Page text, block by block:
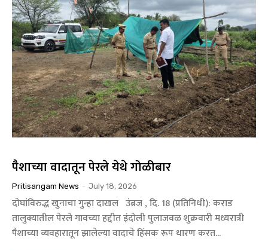
पैशाच्या वादातून पेरले येथे गोळीबार
Pritisangam News - July 18, 2026
दोघांविरुद्ध खुनाचा गुन्हा दाखल उंब्रज , दि. 18 (प्रतिनिधी): कराड
तालुक्यातील पेरले गावच्या हद्दीत इंदोली पुलाजवळ शुक्रवारी मध्यरात्री
पैशाच्या व्यवहारातून झालेल्या वादाचे हिंसक रूप धारण करत...